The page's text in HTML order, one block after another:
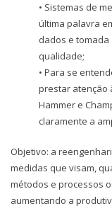
• Sistemas de
última palavra
dados e tomada
qualidade;
• Para se
prestar atenção
Hammer e
claramente a
Objetivo: a
medidas que visam,
métodos e processos
aumentando a